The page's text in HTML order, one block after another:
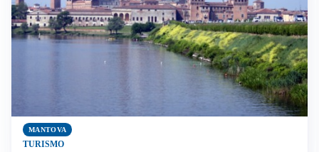
MANTOVA
TURISMO